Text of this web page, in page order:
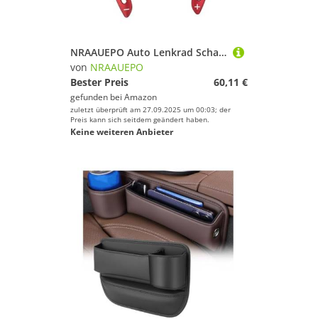
NRAAUEPO Auto Lenkrad Schaltwippen für BMW F32 4er 2014-2018 Auto Lenkrad Schaltwippen Extensions Abdeckung 2 stücke Aluminium Teile
von NRAAUEPO
Bester Preis
60,11 €
gefunden bei Amazon
zuletzt überprüft am 27.09.2025 um 00:03; der
Preis kann sich seitdem geändert haben.
Keine weiteren Anbieter